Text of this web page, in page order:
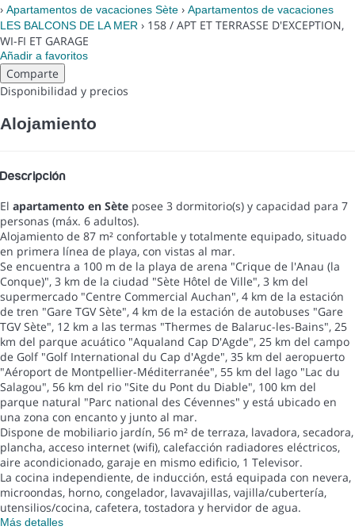
› Apartamentos de vacaciones Sète › Apartamentos de vacaciones
LES BALCONS DE LA MER › 158 / APT ET TERRASSE D'EXCEPTION,
WI-FI ET GARAGE
Añadir a favoritos
Comparte
Disponibilidad y precios
Alojamiento
Descripción
El apartamento en Sète posee 3 dormitorio(s) y capacidad para 7
personas (máx. 6 adultos).
Alojamiento de 87 m² confortable y totalmente equipado, situado
en primera línea de playa, con vistas al mar.
Se encuentra a 100 m de la playa de arena "Crique de l'Anau (la
Conque)", 3 km de la ciudad "Sète Hôtel de Ville", 3 km del
supermercado "Centre Commercial Auchan", 4 km de la estación
de tren "Gare TGV Sète", 4 km de la estación de autobuses "Gare
TGV Sète", 12 km a las termas "Thermes de Balaruc-les-Bains", 25
km del parque acuático "Aqualand Cap D'Agde", 25 km del campo
de Golf "Golf International du Cap d'Agde", 35 km del aeropuerto
"Aéroport de Montpellier-Méditerranée", 55 km del lago "Lac du
Salagou", 56 km del rio "Site du Pont du Diable", 100 km del
parque natural "Parc national des Cévennes" y está ubicado en
una zona con encanto y junto al mar.
Dispone de mobiliario jardín, 56 m² de terraza, lavadora, secadora,
plancha, acceso internet (wifi), calefacción radiadores eléctricos,
aire acondicionado, garaje en mismo edificio, 1 Televisor.
La cocina independiente, de inducción, está equipada con nevera,
microondas, horno, congelador, lavavajillas, vajilla/cubertería,
utensilios/cocina, cafetera, tostadora y hervidor de agua.
Más detalles